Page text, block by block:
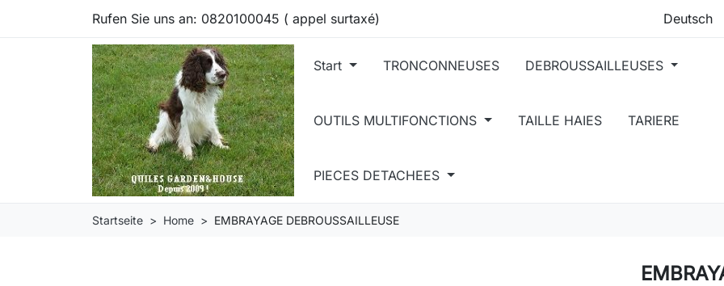
Rufen Sie uns an: 0820100045 ( appel surtaxé)
Start TRONCONNEUSES DEBROUSSAILLEUSES
OUTILS MULTIFONCTIONS TAILLE HAIES TARIERE
PIECES DETACHEES
Startseite Home EMBRAYAGE DEBROUSSAILLEUSE